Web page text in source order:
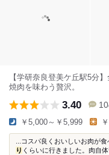
【学研奈良登美ケ丘駅5分
焼肉を味わう贅沢。
3.40
￥5,000～￥5,999
...コスパ良くおいしいお肉が
り くらいに行きました。肉自